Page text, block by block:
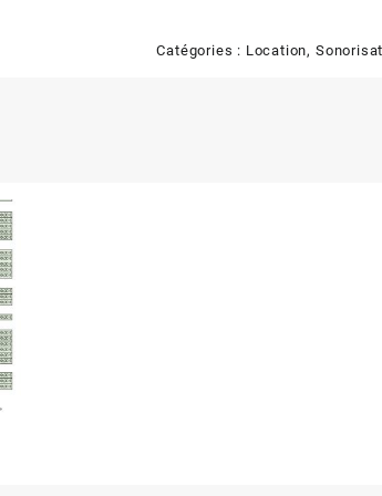
Catégories : Location,